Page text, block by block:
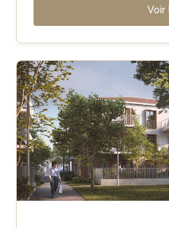
Voir